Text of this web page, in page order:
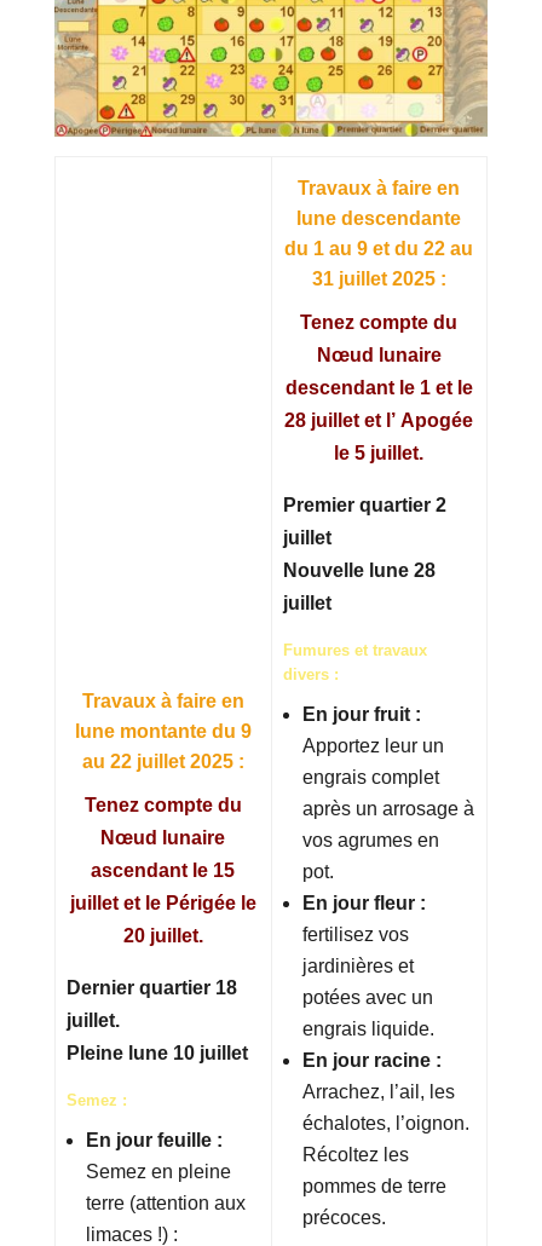
Travaux à faire en
lune montante du 9
au 22 juillet 2025 :
Tenez compte du
Nœud lunaire
ascendant le 15
juillet et le Périgée le
20 juillet.
Dernier quartier 18
juillet.
Pleine lune 10 juillet
Semez :
En jour feuille :
Semez en pleine
terre (attention aux
limaces !) :
Travaux à faire en
lune descendante
du 1 au 9 et du 22 au
31 juillet 2025 :
Tenez compte du
Nœud lunaire
descendant le 1 et le
28 juillet et l’ Apogée
le 5 juillet.
Premier quartier 2
juillet
Nouvelle lune 28
juillet
Fumures et travaux
divers :
En jour fruit :
Apportez leur un
engrais complet
après un arrosage à
vos agrumes en
pot.
En jour fleur :
fertilisez vos
jardinières et
potées avec un
engrais liquide.
En jour racine :
Arrachez, l’ail, les
échalotes, l’oignon.
Récoltez les
pommes de terre
précoces.